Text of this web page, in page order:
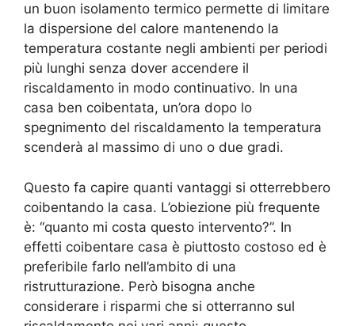
un buon isolamento termico permette di limitare
la dispersione del calore mantenendo la
temperatura costante negli ambienti per periodi
più lunghi senza dover accendere il
riscaldamento in modo continuativo. In una
casa ben coibentata, un’ora dopo lo
spegnimento del riscaldamento la temperatura
scenderà al massimo di uno o due gradi.
Questo fa capire quanti vantaggi si otterrebbero
coibentando la casa. L’obiezione più frequente
è: “quanto mi costa questo intervento?”. In
effetti coibentare casa è piuttosto costoso ed è
preferibile farlo nell’ambito di una
ristrutturazione. Però bisogna anche
considerare i risparmi che si otterranno sul